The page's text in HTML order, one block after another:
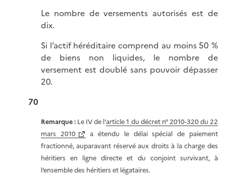
Le nombre de versements autorisés est de
dix.
Si l’actif héréditaire comprend au moins 50 %
de biens non liquides, le nombre de
versement est doublé sans pouvoir dépasser
20.
70
Remarque :Le IV de l'article 1 du décret n° 2010-320 du 22
mars 2010
a étendu le délai spécial de paiement
fractionné, auparavant réservé aux droits à la charge des
héritiers en ligne directe et du conjoint survivant, à
l’ensemble des héritiers et légataires.